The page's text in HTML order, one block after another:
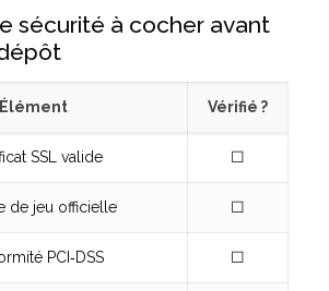
sécurité à cocher avant
Élément Vérifié ?
SSL valide ☐
de jeu officielle ☐
PCI‑DSS ☐